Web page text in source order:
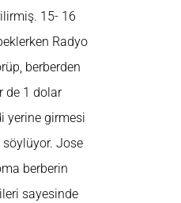
15- 16
Radyo
berberden
de 1 dolar
yerine girmesi
söylüyor. Jose
berberin
sayesinde